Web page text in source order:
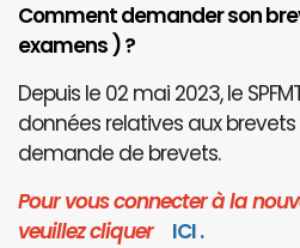
Comment demander son
examens ) ?
Depuis le 02 mai 2023, le
données relatives aux
demande de brevets.
Pour vous connecter à la
veuillez cliquer ICI.